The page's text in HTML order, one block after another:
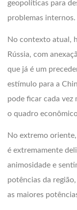
geopolíticas para
problemas internos.
No contexto atual,
Rússia, com
que já é um
estímulo para a
pode ficar cada vez
o quadro
No extremo
é extremamente
animosidade e
potências da
as maiores